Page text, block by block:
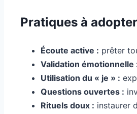
Pratiques à
Écoute active : prêter
Validation émotionnelle
Utilisation du « je » :
Questions ouvertes :
Rituels doux : instaurer